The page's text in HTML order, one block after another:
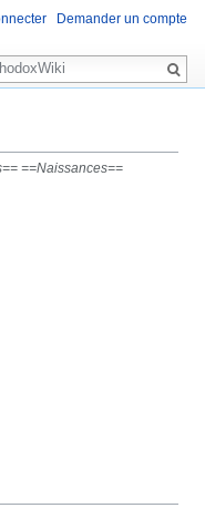
==Naissances==
Demander un compte